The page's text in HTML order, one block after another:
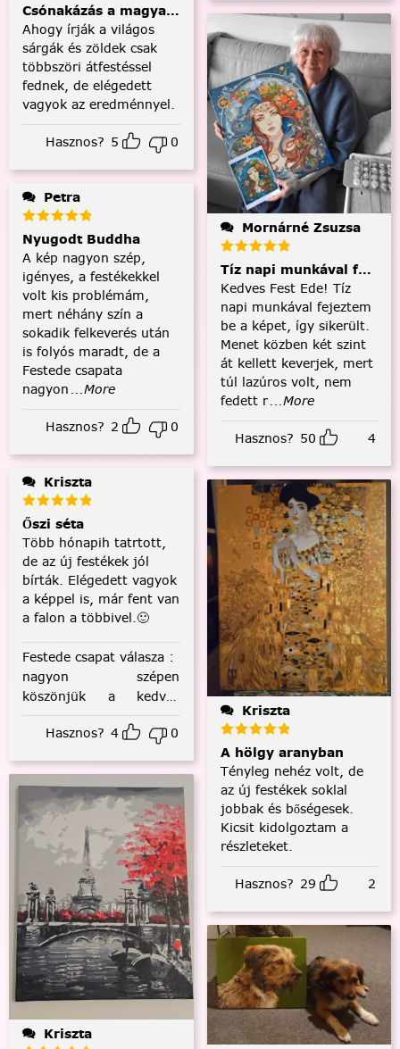
Csónakázás a magyar tengeren
Ahogy írják a világos
sárgák és zöldek csak
többszöri átfestéssel
fednek, de elégedett
vagyok az eredménnyel.
Hasznos? 5 0
Petra
Nyugodt Buddha
A kép nagyon szép,
igényes, a festékekkel
volt kis problémám,
mert néhány szín a
sokadik felkeverés után
is folyós maradt, de a
Festede csapata
nagyon ...More
Hasznos? 2 0
Kriszta
Őszi séta
Több hónapih tatrtott,
de az új festékek jól
bírták. Elégedett vagyok
a képpel is, már fent van
a falon a többivel.🙂
Festede csapat válasza :
nagyon szépen
köszönjük a kedves
visszajelzést! :)
Hasznos? 4 0
Kriszta
Mornárné Zsuzsa
Tíz napi munkával
Kedves Fest Ede! Tíz
napi munkával fejeztem
be a képet, így sikerült.
Menet közben két szint
át kellett keverjek, mert
túl lazúros volt, nem
fedett r...More
Hasznos? 50 4
Kriszta
A hölgy aranyban
Tényleg nehéz volt, de
az új festékek soklal
jobbak és bőségesek.
Kicsit kidolgoztam a
részleteket.
Hasznos? 29 2